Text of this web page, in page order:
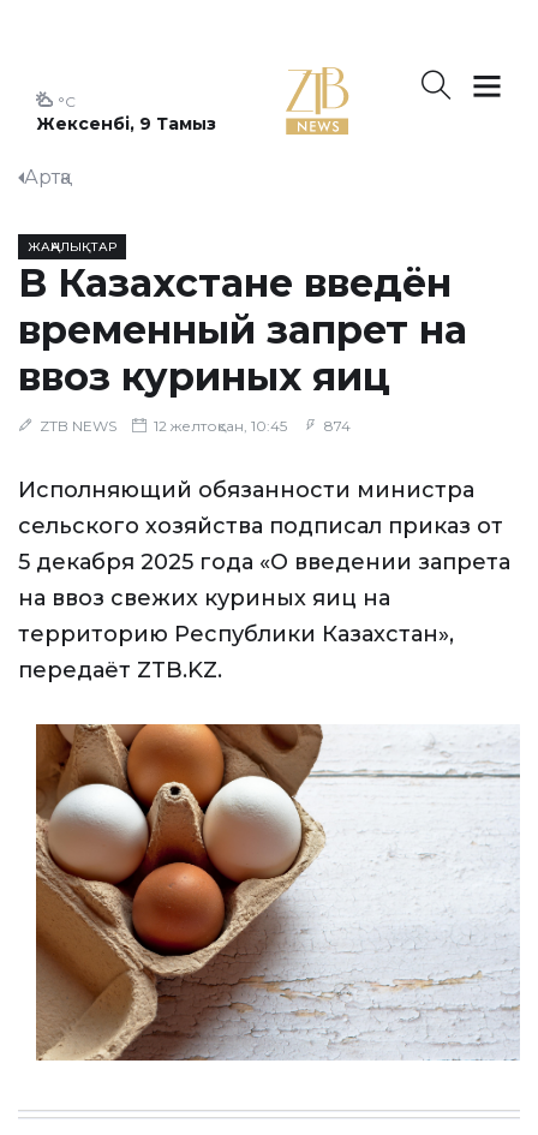
Жексенбі, 9 Тамыз
°C
Артқа
ЖАҢАЛЫҚТАР
В Казахстане введён
временный запрет на
ввоз куриных яиц
ZTB NEWS 12 желтоқсан, 10:45 874
Исполняющий обязанности министра
сельского хозяйства подписал приказ от
5 декабря 2025 года «О введении запрета
на ввоз свежих куриных яиц на
территорию Республики Казахстан»,
передаёт ZTB.KZ.